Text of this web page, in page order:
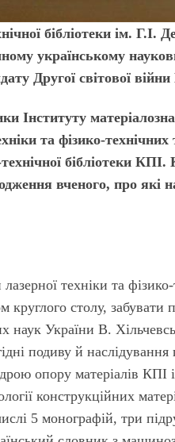
бібліотеки ім. Г.І.
українському
Другої світової
Інституту
та фізико-
бібліотеки
вченого, про які
техніки та
круглого столу, забувати
наук України В.
подиву й
опору матеріалів КПІ
конструкційних
5 монографій, три